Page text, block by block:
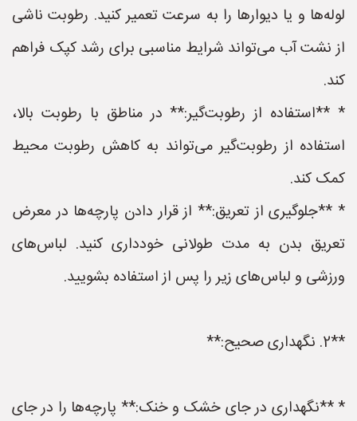
لوله‌ها و یا دیوارها را به سرعت تعمیر کنید. رطوبت ناشی
از نشت آب می‌تواند شرایط مناسبی برای رشد کپک فراهم
کند.
* **استفاده از رطوبت‌گیر:** در مناطق با رطوبت بالا،
استفاده از رطوبت‌گیر می‌تواند به کاهش رطوبت محیط
کمک کند.
* **جلوگیری از تعریق:** از قرار دادن پارچه‌ها در معرض
تعریق بدن به مدت طولانی خودداری کنید. لباس‌های
ورزشی و لباس‌های زیر را پس از استفاده بشویید.
**2. نگهداری صحیح:**
* **نگهداری در جای خشک و خنک:** پارچه‌ها را در جای